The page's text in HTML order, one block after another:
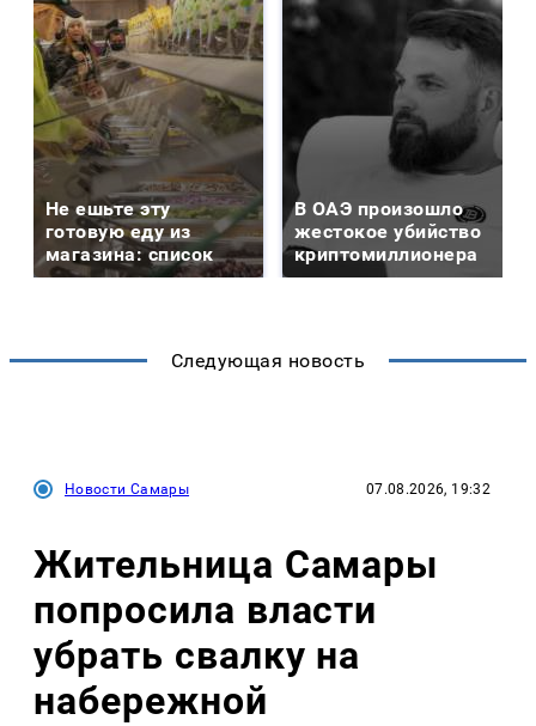
Не ешьте эту
готовую еду из
магазина: список
В ОАЭ произошло
жестокое убийство
криптомиллионера
Следующая новость
Новости Самары 07.08.2026, 19:32
Жительница Самары
попросила власти
убрать свалку на
набережной